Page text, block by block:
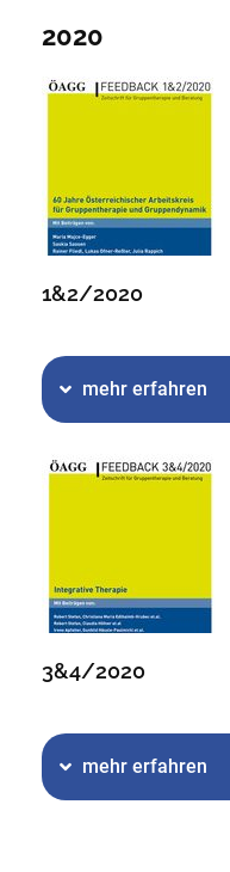
2020
1&2/2020
mehr erfahren
3&4/2020
mehr erfahren